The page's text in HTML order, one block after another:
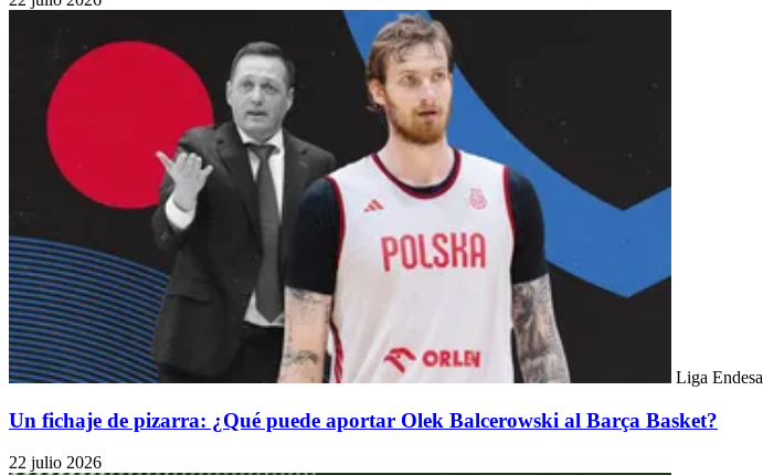
Liga Endesa
Un fichaje de pizarra: ¿Qué puede aportar Olek Balcerowski al Barça Basket?
22 julio 2026